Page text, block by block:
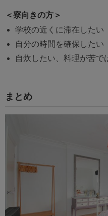
＜寮向きの方＞
学校の近くに滞在したい
自分の時間を確保したい
自炊したい、料理が苦で
まとめ